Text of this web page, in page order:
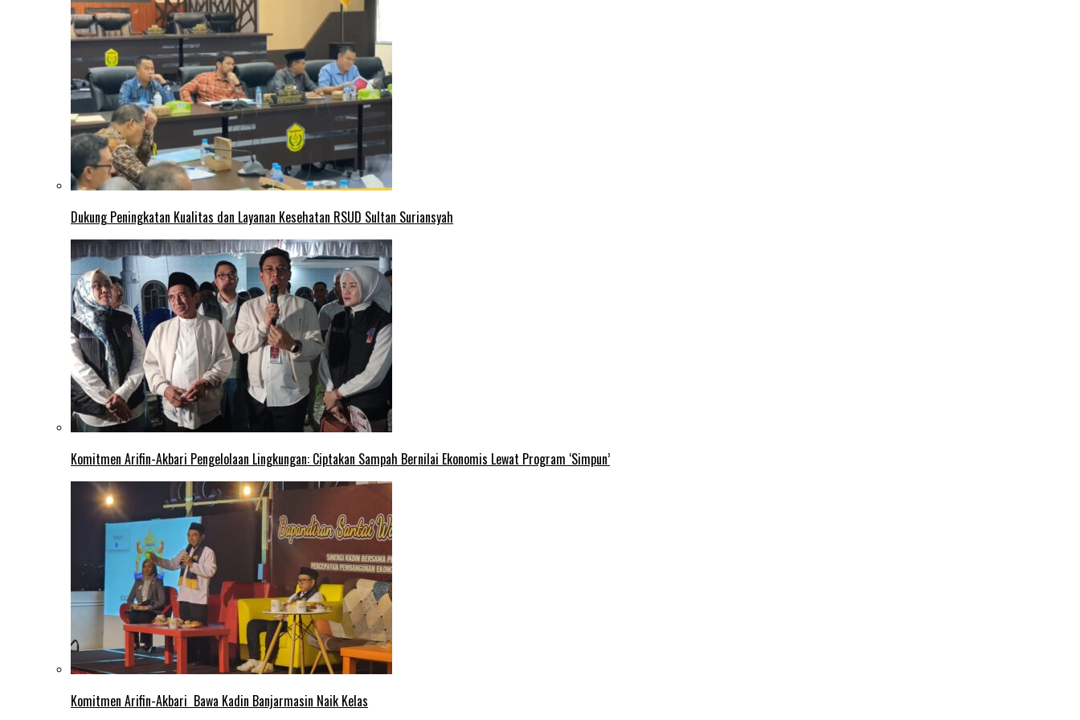
Dukung Peningkatan Kualitas dan Layanan Kesehatan RSUD Sultan Suriansyah
Komitmen Arifin-Akbari Pengelolaan Lingkungan: Ciptakan Sampah Bernilai Ekonomis Lewat Program ‘Simpun’
Komitmen Arifin-Akbari Bawa Kadin Banjarmasin Naik Kelas